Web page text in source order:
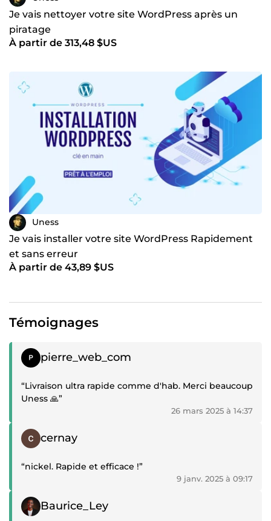
Je vais nettoyer votre site WordPress après un
piratage
À partir de 313,48 $US
Uness
Je vais installer votre site WordPress Rapidement
et sans erreur
À partir de 43,89 $US
Témoignages
Témoignage positif
pierre_web_com
“Livraison ultra rapide comme d'hab. Merci beaucoup
Uness 🙏”
26 mars 2025 à 14:37
Témoignage positif
cernay
“nickel. Rapide et efficace !”
9 janv. 2025 à 09:17
Témoignage positif
Baurice_Ley